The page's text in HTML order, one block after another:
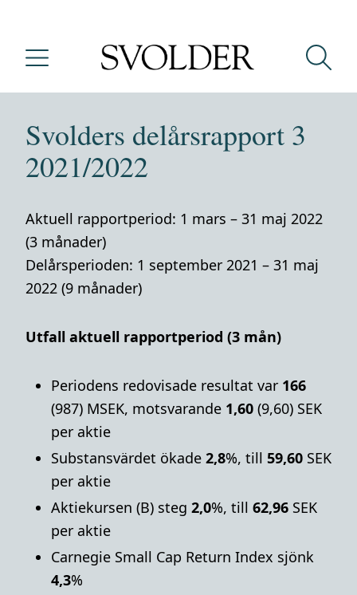
Svolders delårsrapport 3
2021/2022
Aktuell rapportperiod: 1 mars – 31 maj 2022
(3 månader)
Delårsperioden: 1 september 2021 – 31 maj
2022 (9 månader)
Utfall aktuell rapportperiod (3 mån)
Periodens redovisade resultat var 166
(987) MSEK, motsvarande 1,60 (9,60) SEK
per aktie
Substansvärdet ökade 2,8%, till 59,60 SEK
per aktie
Aktiekursen (B) steg 2,0%, till 62,96 SEK
per aktie
Carnegie Small Cap Return Index sjönk
4,3%